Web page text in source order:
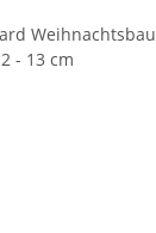
- 13 cm